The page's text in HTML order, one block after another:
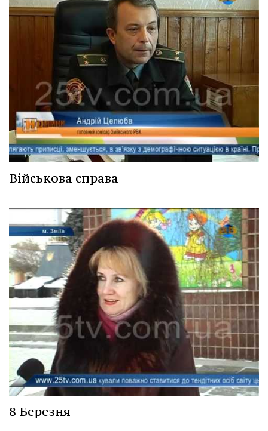
Військова справа
8 Березня